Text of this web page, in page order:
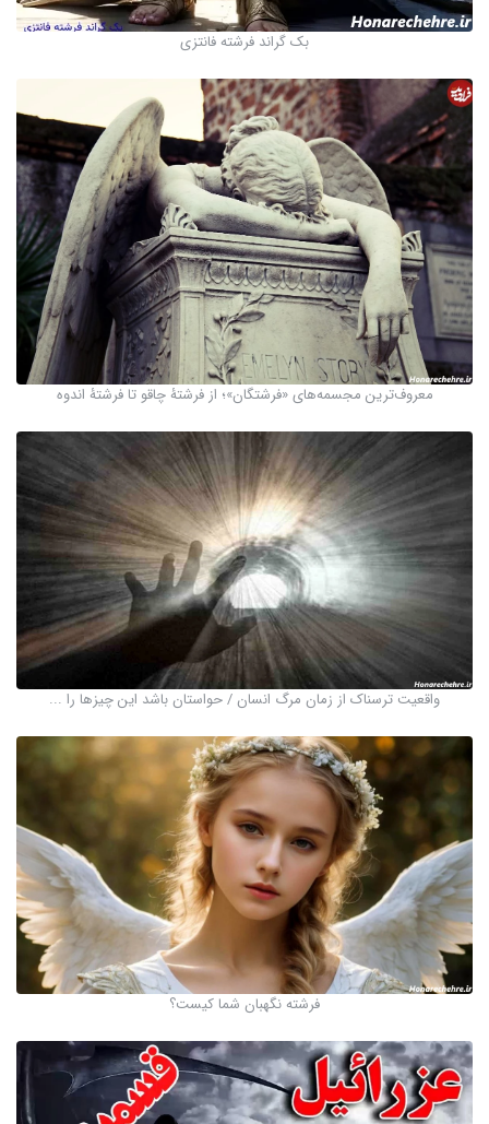
بک گراند فرشته فانتزی
معروف‌ترین مجسمه‌های «فرشتگان»؛ از فرشتۀ چاقو تا فرشتۀ اندوه
واقعیت ترسناک از زمان مرگ انسان / حواستان باشد این چیزها را ...
فرشته نگهبان شما کیست؟